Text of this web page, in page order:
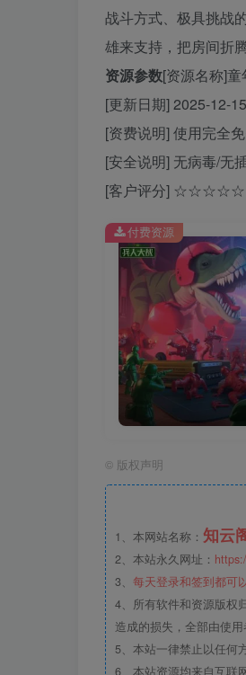
战斗方式、极具挑战
雄来支持，把房间折
资源参数[资源名称]
[更新日期] 2025-12-15
[资费说明] 使用完全
[安全说明] 无病毒/无
[客户评分] ☆☆☆☆☆
付费资源
© 版权声明
1、本网站名称： 知云
2、本站永久网址：
3、 每天登录和签到都可
4、所有软件和资源版权
造成的损失，全部由使用
5、本站一律禁止以任何
6、本站资源均来自互联